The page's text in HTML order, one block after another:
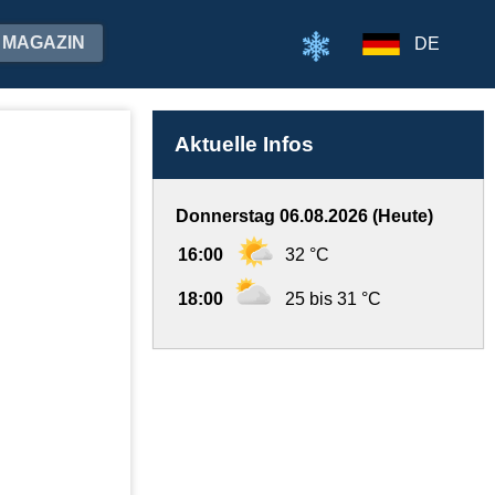
MAGAZIN DE
Aktuelle Infos
Donnerstag 06.08.2026 (Heute)
16:00 32 °C
18:00 25 bis 31 °C